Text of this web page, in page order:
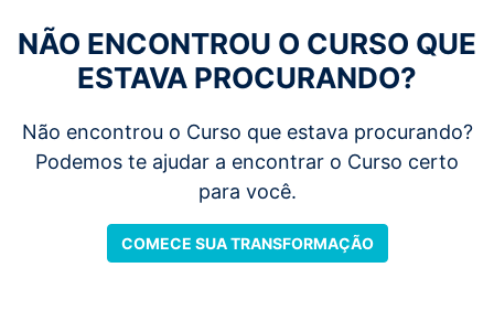
NÃO ENCONTROU O CURSO QUE
ESTAVA PROCURANDO?
Não encontrou o Curso que estava procurando?
Podemos te ajudar a encontrar o Curso certo
para você.
COMECE SUA TRANSFORMAÇÃO